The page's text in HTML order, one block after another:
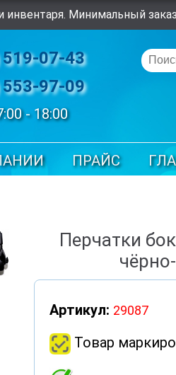
Минимальный
07-43
97-09
- 18:00
ПРАЙС
Перчатки
Артикул: 29087
Товар